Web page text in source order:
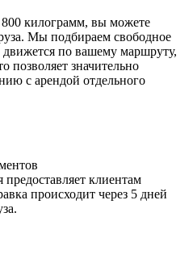
килограмм, вы можете
Мы подбираем свободное
по вашему маршруту,
позволяет значительно
с арендой отдельного
клиентам
происходит через 5 дней